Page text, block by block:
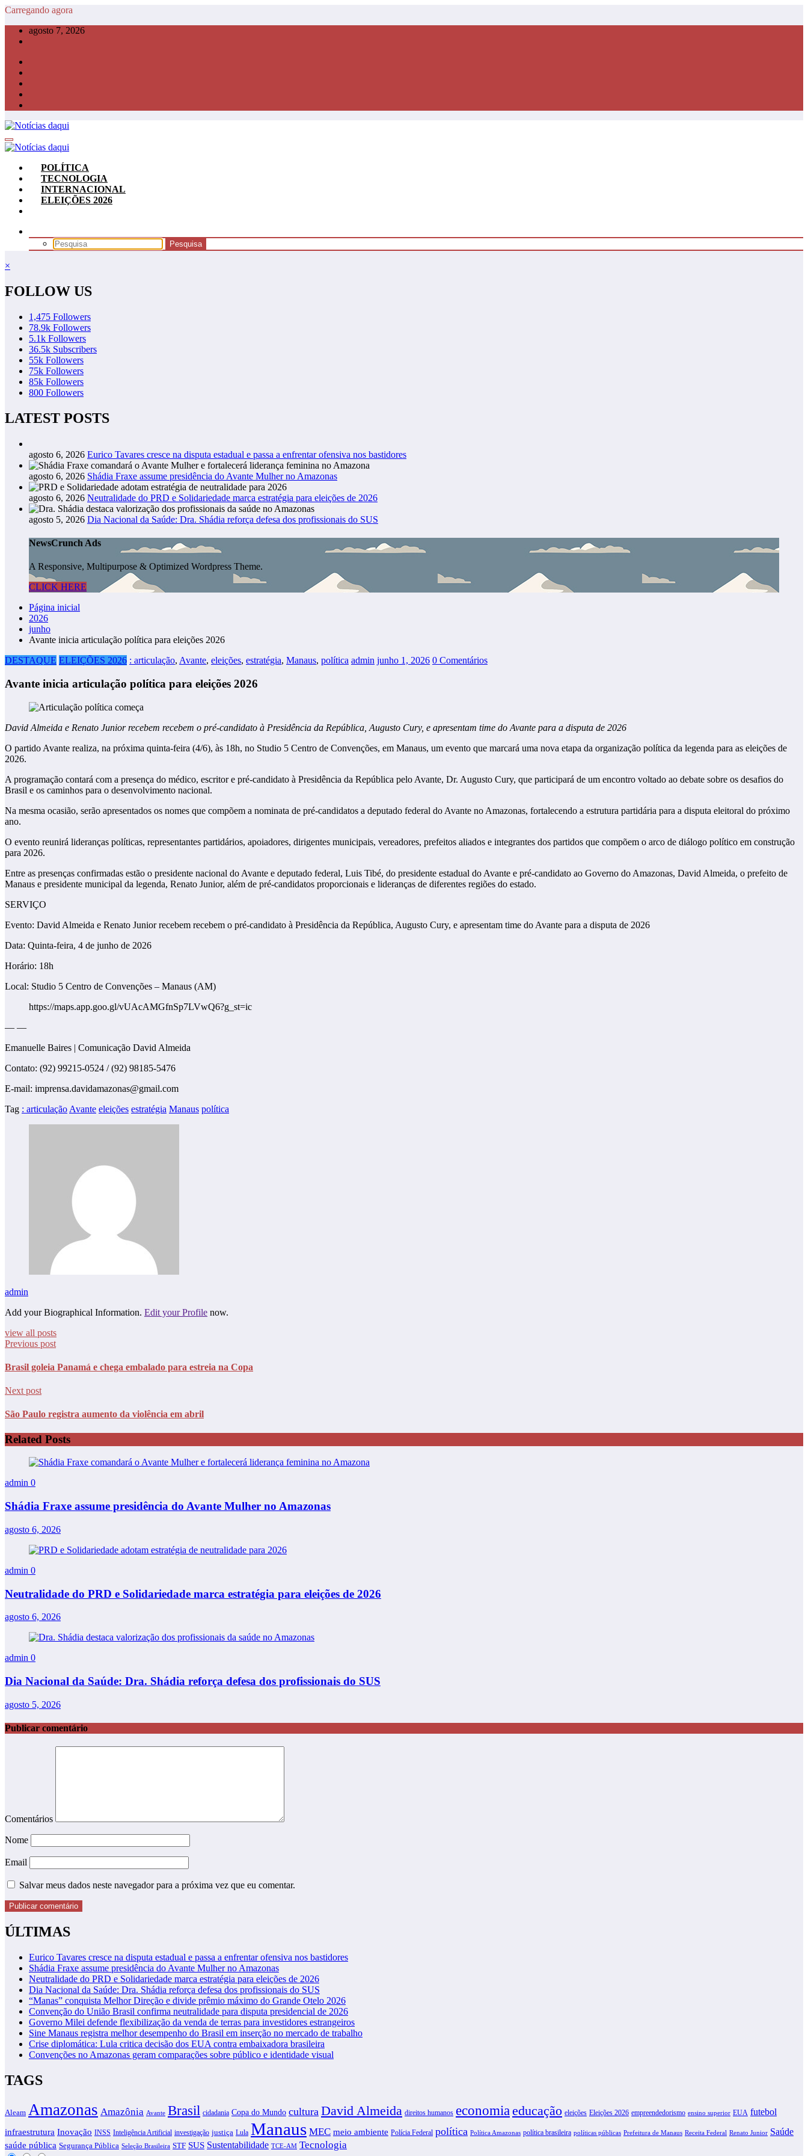
Pular
conteúdo
Carregando agora
agosto 7, 2026
POLÍTICA
TECNOLOGIA
INTERNACIONAL
ELEIÇÕES 2026
×
FOLLOW US
1,475 Followers
78.9k Followers
5.1k Followers
36.5k Subscribers
55k Followers
75k Followers
85k Followers
800 Followers
LATEST POSTS
agosto 6, 2026 Eurico Tavares cresce na disputa estadual e passa a enfrentar ofensiva nos bastidores
agosto 6, 2026 Shádia Fraxe assume presidência do Avante Mulher no Amazonas
agosto 6, 2026 Neutralidade do PRD e Solidariedade marca estratégia para eleições de 2026
agosto 5, 2026 Dia Nacional da Saúde: Dra. Shádia reforça defesa dos profissionais do SUS
NewsCrunch Ads
A Responsive, Multipurpose & Optimized Wordpress Theme.
CLICK HERE
Página inicial
2026
junho
Avante inicia articulação política para eleições 2026
DESTAQUE ELEIÇÕES 2026 : articulação, Avante, eleições, estratégia, Manaus, política admin junho 1, 2026 0 Comentários
Avante inicia articulação política para eleições 2026
David Almeida e Renato Junior recebem recebem o pré-candidato à Presidência da República, Augusto Cury, e apresentam time do Avante para a disputa de 2026
O partido Avante realiza, na próxima quinta-feira (4/6), às 18h, no Studio 5 Centro de Convenções, em Manaus, um evento que marcará uma nova etapa da organização política da legenda para as eleições de
2026.
A programação contará com a presença do médico, escritor e pré-candidato à Presidência da República pelo Avante, Dr. Augusto Cury, que participará de um encontro voltado ao debate sobre os desafios do
Brasil e os caminhos para o desenvolvimento nacional.
Na mesma ocasião, serão apresentados os nomes que compõem a nominata de pré-candidatos a deputado federal do Avante no Amazonas, fortalecendo a estrutura partidária para a disputa eleitoral do próximo
ano.
O evento reunirá lideranças políticas, representantes partidários, apoiadores, dirigentes municipais, vereadores, prefeitos aliados e integrantes dos partidos que compõem o arco de diálogo político em construção
para 2026.
Entre as presenças confirmadas estão o presidente nacional do Avante e deputado federal, Luis Tibé, do presidente estadual do Avante e pré-candidato ao Governo do Amazonas, David Almeida, o prefeito de
Manaus e presidente municipal da legenda, Renato Junior, além de pré-candidatos proporcionais e lideranças de diferentes regiões do estado.
SERVIÇO
Evento: David Almeida e Renato Junior recebem recebem o pré-candidato à Presidência da República, Augusto Cury, e apresentam time do Avante para a disputa de 2026
Data: Quinta-feira, 4 de junho de 2026
Horário: 18h
Local: Studio 5 Centro de Convenções – Manaus (AM)
https://maps.app.goo.gl/vUAcAMGfnSp7LVwQ6?g_st=ic
— —
Emanuelle Baires | Comunicação David Almeida
Contato: (92) 99215-0524 / (92) 98185-5476
E-mail: imprensa.davidamazonas@gmail.com
Tag : articulação Avante eleições estratégia Manaus política
admin
Add your Biographical Information. Edit your Profile now.
view all posts
Previous post
Brasil goleia Panamá e chega embalado para estreia na Copa
Next post
São Paulo registra aumento da violência em abril
Related Posts
admin 0
Shádia Fraxe assume presidência do Avante Mulher no Amazonas
agosto 6, 2026
admin 0
Neutralidade do PRD e Solidariedade marca estratégia para eleições de 2026
agosto 6, 2026
admin 0
Dia Nacional da Saúde: Dra. Shádia reforça defesa dos profissionais do SUS
agosto 5, 2026
Publicar comentário
Comentários
Nome
Email
Salvar meus dados neste navegador para a próxima vez que eu comentar.
ÚLTIMAS
Eurico Tavares cresce na disputa estadual e passa a enfrentar ofensiva nos bastidores
Shádia Fraxe assume presidência do Avante Mulher no Amazonas
Neutralidade do PRD e Solidariedade marca estratégia para eleições de 2026
Dia Nacional da Saúde: Dra. Shádia reforça defesa dos profissionais do SUS
“Manas” conquista Melhor Direção e divide prêmio máximo do Grande Otelo 2026
Convenção do União Brasil confirma neutralidade para disputa presidencial de 2026
Governo Milei defende flexibilização da venda de terras para investidores estrangeiros
Sine Manaus registra melhor desempenho do Brasil em inserção no mercado de trabalho
Crise diplomática: Lula critica decisão dos EUA contra embaixadora brasileira
Convenções no Amazonas geram comparações sobre público e identidade visual
TAGS
Aleam Amazonas Amazônia Avante Brasil cidadania Copa do Mundo cultura David Almeida direitos humanos economia educação eleições Eleições 2026 empreendedorismo ensino superior EUA futebol
infraestrutura Inovação INSS Inteligência Artificial investigação justiça Lula Manaus MEC meio ambiente Polícia Federal política Política Amazonas política brasileira políticas públicas Prefeitura de Manaus Receita Federal Renato Junior Saúde
saúde pública Segurança Pública Seleção Brasileira STF SUS Sustentabilidade TCE-AM Tecnologia